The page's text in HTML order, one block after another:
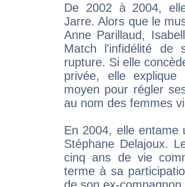
De 2002 à 2004,
Jarre. Alors que le
Anne Parillaud,
Match l'infidélité de
rupture. Si elle
privée, elle
moyen pour régler
au nom des femmes
En 2004, elle entame
Stéphane Delajoux.
cinq ans de vie
terme à sa
de son ex-compagnon.